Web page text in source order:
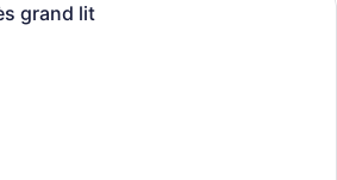
grand lit